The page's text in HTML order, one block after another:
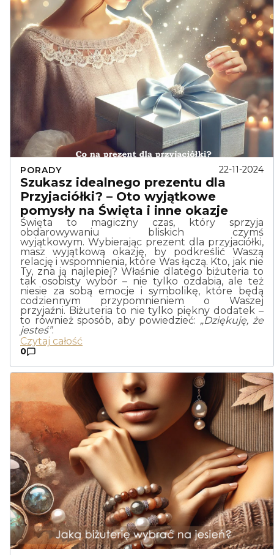
PORADY 22-11-2024
Szukasz idealnego prezentu dla
Przyjaciółki? – Oto wyjątkowe
pomysły na Święta i inne okazje
Święta to magiczny czas, który sprzyja
obdarowywaniu bliskich czymś
wyjątkowym. Wybierając prezent dla przyjaciółki,
masz wyjątkową okazję, by podkreślić Waszą
relację i wspomnienia, które Was łączą. Kto, jak nie
Ty, zna ją najlepiej? Właśnie dlatego biżuteria to
tak osobisty wybór – nie tylko ozdabia, ale też
niesie za sobą emocje i symbolikę, które będą
codziennym przypomnieniem o Waszej
przyjaźni. Biżuteria to nie tylko piękny dodatek –
to również sposób, aby powiedzieć: „Dziękuję, że
jesteś”.
Czytaj całość
0